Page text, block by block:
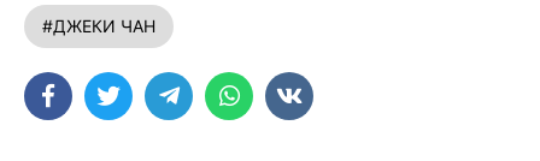
#ДЖЕКИ ЧАН